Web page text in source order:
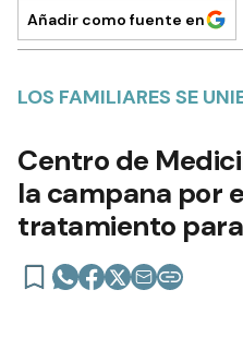
Añadir como fuente en
LOS FAMILIARES SE
Centro de
la campana por
tratamiento